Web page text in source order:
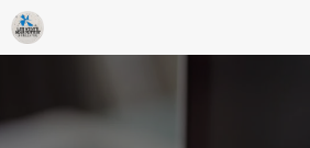
Aller
au